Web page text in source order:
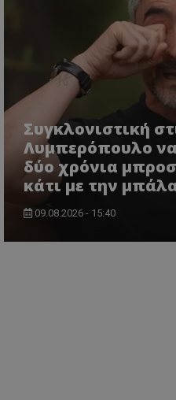
Συγκλονιστική
Λυμπερόπουλο να
δύο χρόνια
κάτι με την
09.08.2026 - 15:40